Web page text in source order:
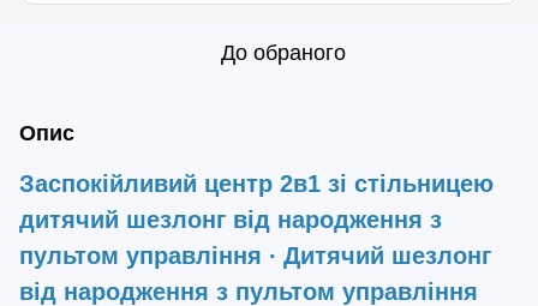
До обраного
Опис
Заспокійливий центр 2в1 зі стільницею
дитячий шезлонг від народження з
пультом управління ∙ Дитячий шезлонг
від народження з пультом управління